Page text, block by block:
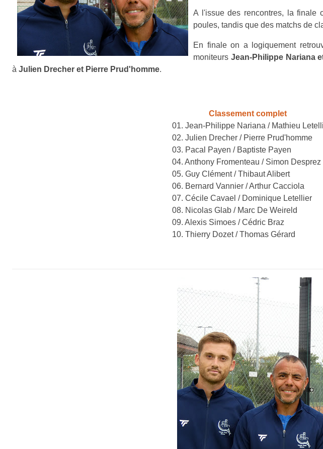
A l'issue des rencontres, la finale
poules, tandis que des matchs de
En finale on a logiquement
moniteurs Jean-Philippe Nariana
à Julien Drecher et Pierre Prud'homme.
Classement complet
01. Jean-Philippe Nariana / Mathieu
02. Julien Drecher / Pierre Prud'homme
03. Pacal Payen / Baptiste Payen
04. Anthony Fromenteau / Simon Desprez
05. Guy Clément / Thibaut Alibert
06. Bernard Vannier / Arthur Cacciola
07. Cécile Cavael / Dominique Letellier
08. Nicolas Glab / Marc De Weireld
09. Alexis Simoes / Cédric Braz
10. Thierry Dozet / Thomas Gérard